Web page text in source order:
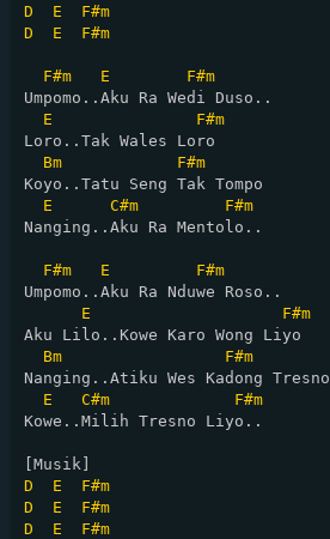
D
E
F#m
D
E F#m
F#m E
F#m
Umpomo..Aku Ra Wedi Duso..
E
F#m
Loro..Tak Wales Loro
Bm
F#m
Koyo..Tatu Seng Tak Tompo
E
C#m
F#m
Nanging..Aku Ra Mentolo..
F#m E
F#m
Umpomo..Aku Ra Nduwe Roso..
E
F#m
Aku Lilo..Kowe Karo Wong Liyo
Bm
F#m
Nanging..Atiku Wes Kadong Tresno
E
C#m
F#m
Kowe..Milih Tresno Liyo..
D
E
F#m
D
E
F#m
D
E
F#m